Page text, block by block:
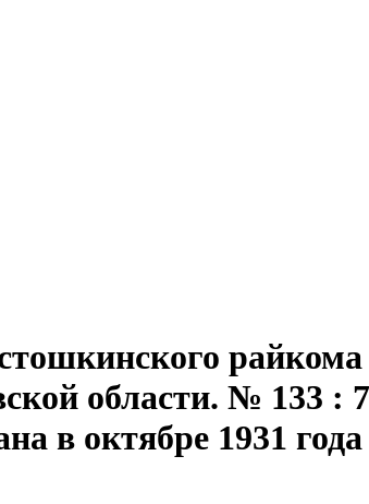
области. № 133 :
в октябре 1931 года